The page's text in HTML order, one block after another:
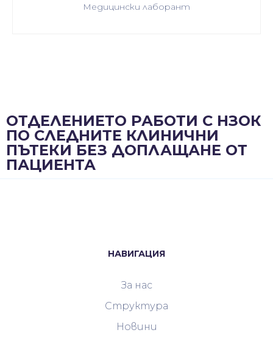
Медицински лаборант
ОТДЕЛЕНИЕТО РАБОТИ С НЗОК
ПО СЛЕДНИТЕ КЛИНИЧНИ
ПЪТЕКИ БЕЗ ДОПЛАЩАНЕ ОТ
ПАЦИЕНТА
НАВИГАЦИЯ
За нас
Структура
Новини